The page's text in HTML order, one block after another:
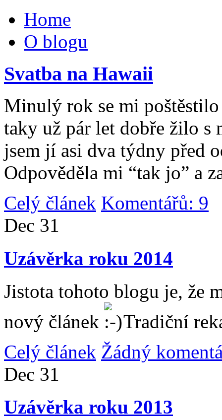
Home
O blogu
Svatba na Hawaii
Minulý rok se mi
taky už pár let dobře žilo
jsem jí asi dva týdny před
Odpověděla mi “tak jo” a
Celý článek Komentářů: 9
Dec 31
Uzávěrka roku 2014
Jistota tohoto blogu je, že
nový článek
Tradiční
Celý článek Žádný
Dec 31
Uzávěrka roku 2013